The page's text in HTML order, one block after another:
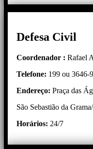
Defesa Civil
Coordenador : Rafael
Telefone: 199 ou 3646-
Endereço: Praça das
São Sebastião da
Horários: 24/7